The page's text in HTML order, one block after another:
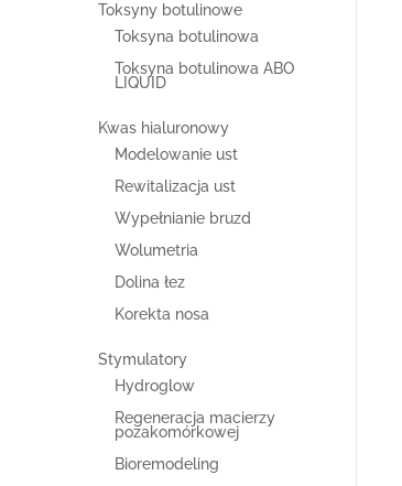
Toksyny botulinowe
Toksyna botulinowa
Toksyna botulinowa ABO
LIQUID
Kwas hialuronowy
Modelowanie ust
Rewitalizacja ust
Wypełnianie bruzd
Wolumetria
Dolina łez
Korekta nosa
Stymulatory
Hydroglow
Regeneracja macierzy
pozakomórkowej
Bioremodeling